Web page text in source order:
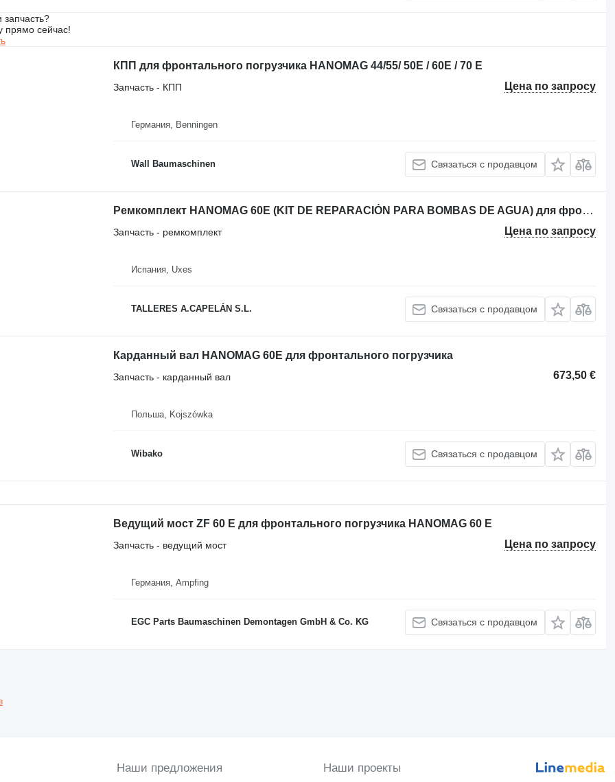
прямо сейчас!
КПП для фронтального погрузчика HANOMAG 44/55/ 50E / 60E / 70 E
Цена по запросу
Запчасть - КПП
Германия, Benningen
Wall Baumaschinen Связаться с продавцом
Ремкомплект HANOMAG 60E (KIT DE REPARACIÓN PARA BOMBAS DE AGUA) для фронтального погрузчика HANOMAG 60E
Цена по запросу
Запчасть - ремкомплект
Испания, Uxes
TALLERES A.CAPELÁN S.L. Связаться с продавцом
Карданный вал HANOMAG 60E для фронтального погрузчика
673,50 €
Запчасть - карданный вал
Польша, Kojszówka
Wibako Связаться с продавцом
Ведущий мост ZF 60 E для фронтального погрузчика HANOMAG 60 E
Цена по запросу
Запчасть - ведущий мост
Германия, Ampfing
EGC Parts Baumaschinen Demontagen GmbH & Co. KG Связаться с продавцом
Наши предложения Наши проекты